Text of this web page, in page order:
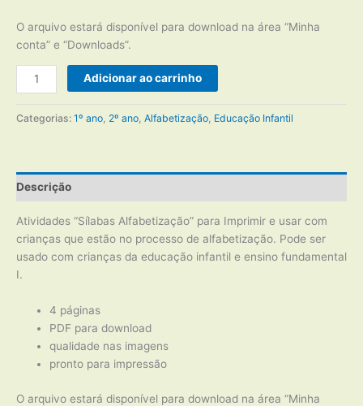
O arquivo estará disponível para download na área “Minha
conta” e “Downloads”.
Sílabas
Alfabetização
Adicionar ao carrinho
Categorias: 1º ano, 2º ano, Alfabetização, Educação Infantil
Descrição
Atividades “Sílabas Alfabetização” para Imprimir e usar com
crianças que estão no processo de alfabetização. Pode ser
usado com crianças da educação infantil e ensino fundamental
I.
4 páginas
PDF para download
qualidade nas imagens
pronto para impressão
O arquivo estará disponível para download na área “Minha